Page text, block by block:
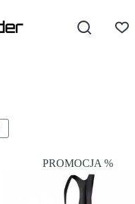
PROMOCJA %